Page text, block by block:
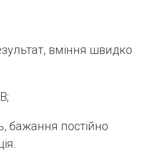
вміння швидко
бажання постійно